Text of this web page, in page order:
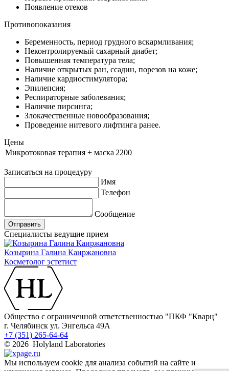
Появление отеков
Противопоказания
Беременность, период грудного вскармливания;
Неконтролируемый сахарный диабет;
Повышенная температура тела;
Наличие открытых ран, ссадин, порезов на коже;
Наличие кардиостимулятора;
Эпилепсия;
Респираторные заболевания;
Наличие пирсинга;
Злокачественные новообразования;
Проведение нитевого лифтинга ранее.
Цены
Микротоковая терапия + маска 2200
Записаться на процедуру
Имя
Телефон
Сообщение
Отправить
Специалисты ведущие прием
Козырина Галина Каиржановна
Косметолог эстетист
Общество с ограниченной ответственностью "ПКФ "Кварц"
г. Челябинск ул. Энгельса 49А
+7 (351) 265-64-64
© 2026 Holyland Laboratories
Мы используем cookie для анализа событий на сайте и